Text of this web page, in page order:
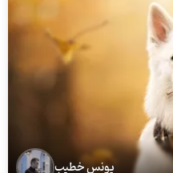
یونس خطیب